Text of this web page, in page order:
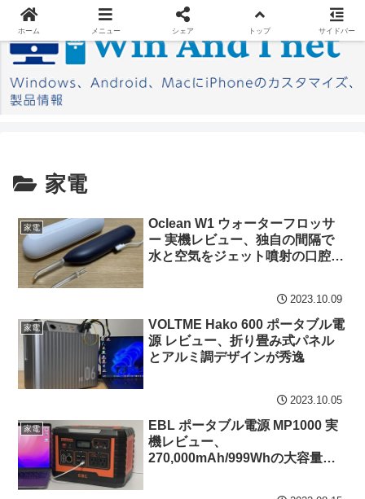
家電
家電
Oclean W1 ウォーターフロッサ
ー 実機レビュー、独自の間隔で
水と空気をジェット噴射の口腔洗
2023.10.09
家電
VOLTME Hako 600 ポータブル電
源 レビュー、折り畳み式パネル
とアルミ調デザインが秀逸
2023.10.05
家電
EBL ポータブル電源 MP1000 実
機レビュー、
270,000mAh/999Whの大容量バ
ホーム メニュー シェア トップ サイドバー